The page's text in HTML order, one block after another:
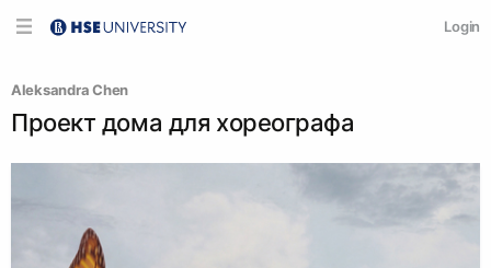
Login
Aleksandra Chen
Проект дома для хореографа